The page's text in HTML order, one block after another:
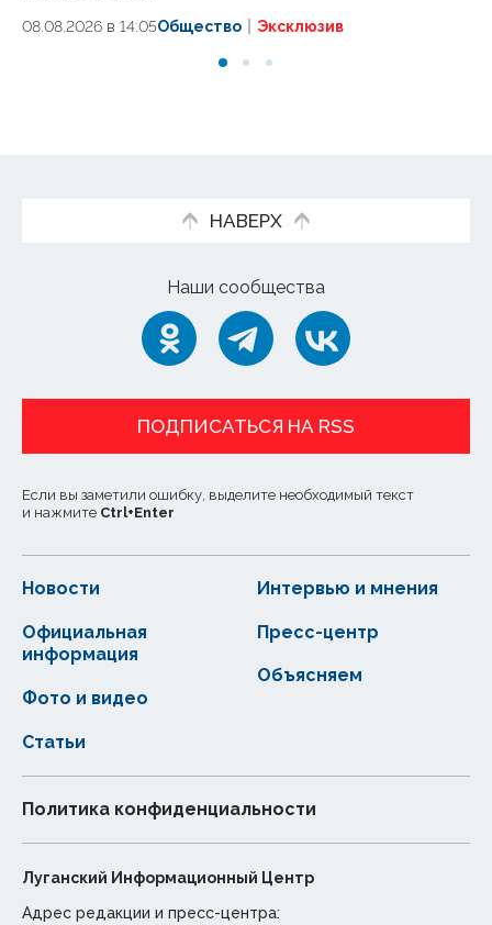
08.08.2026 в 14:05Общество Эксклюзив
НАВЕРХ
Наши сообщества
ПОДПИСАТЬСЯ НА RSS
Если вы заметили ошибку, выделите необходимый текст
и нажмите Ctrl+Enter
Новости
Статьи
Официальная
информация
Интервью и мнения
Фото и видео
Пресс-центр
Объясняем
Политика конфиденциальности
Луганский Информационный Центр
Адрес редакции и пресс-центра: